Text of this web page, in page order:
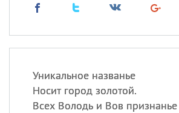
Уникальное названье
Носит город золотой.
Всех Володь и Вов признанье